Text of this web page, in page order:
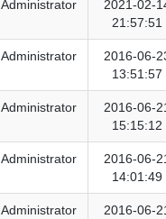
Administrator
2021-02-
21:57:51
Administrator
2016-06-
13:51:57
Administrator
2016-06-
15:15:12
Administrator
2016-06-
14:01:49
Administrator
2016-06-